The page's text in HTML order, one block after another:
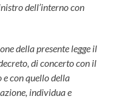
dell’interno con
della presente legge il
di concerto con il
con quello della
individua e